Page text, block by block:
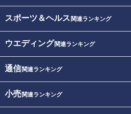
スポーツ＆ヘルス 関連ランキング
ウエディング関連ランキング
通信関連ランキング
小売関連ランキング